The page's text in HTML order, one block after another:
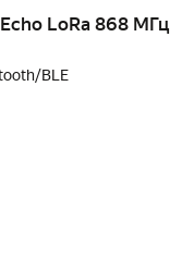
LoRa 868 МГц
BLE